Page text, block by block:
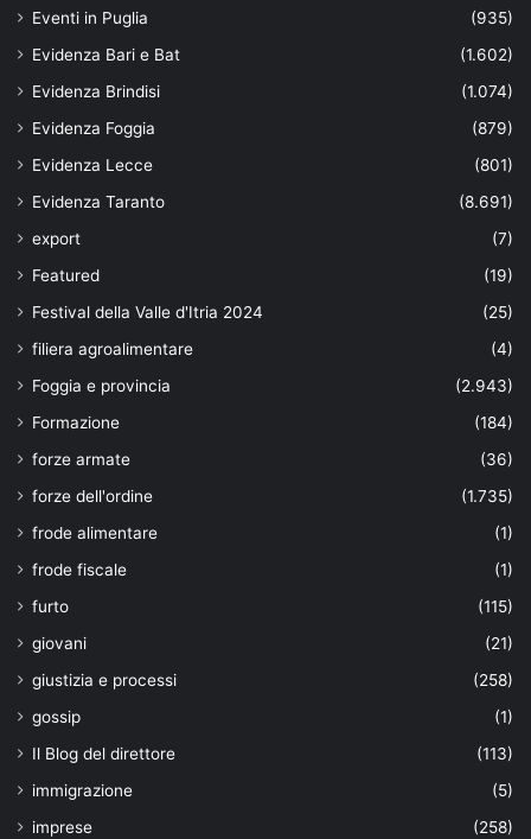
Eventi in Puglia
(935)
Evidenza Bari e Bat
(1.602)
Evidenza Brindisi
(1.074)
Evidenza Foggia
(879)
Evidenza Lecce
(801)
Evidenza Taranto
(8.691)
export
(7)
Featured
(19)
Festival della Valle d'Itria 2024
(25)
filiera agroalimentare
(4)
Foggia e provincia
(2.943)
Formazione
(184)
forze armate
(36)
forze dell'ordine
(1.735)
frode alimentare
(1)
frode fiscale
(1)
furto
(115)
giovani
(21)
giustizia e processi
(258)
gossip
(1)
Il Blog del direttore
(113)
immigrazione
(5)
imprese
(258)